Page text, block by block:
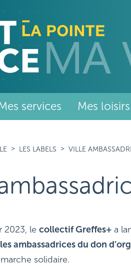
services Mes loisirs
LES LABELS VILLE
2023, le collectif Greffes+a
ambassadrices du don
solidaire.